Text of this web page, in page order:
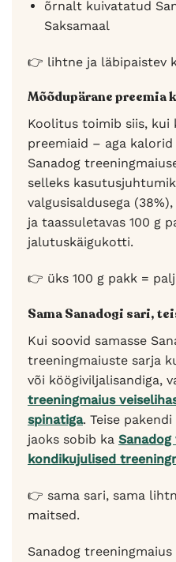
õrnalt kuivatatud
Saksamaal
👉 lihtne ja läbipaistev
Mõõdupärane preemia
Koolitus toimib siis, kui
preemiaid – aga kalorid
Sanadog
selleks
valgusisaldusega
ja taassuletavas 100 g
jalutuskäigukotti.
👉 üks 100 g pakk =
Sama Sanadogi sari,
Kui soovid samasse
treeningmaiuste sarja
või köögiviljalisandiga,
treeningmaius
spinatiga. Teise
jaoks sobib ka
kondikujulised
👉 sama sari, sama
maitsed.
Sanadog